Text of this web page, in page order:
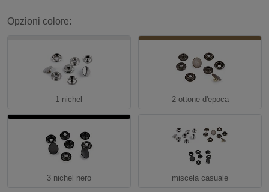
Opzioni colore:
1 nichel 2 ottone d'epoca
3 nichel nero miscela casuale